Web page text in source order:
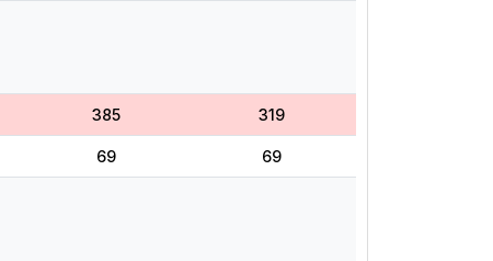
385 319
69 69